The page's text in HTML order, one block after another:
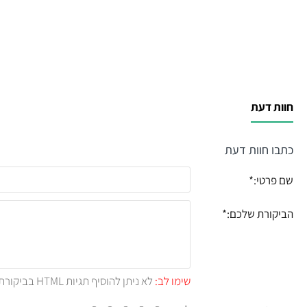
חוות דעת
כתבו חוות דעת
שם פרטי:
הביקורת שלכם:
שימו לב: לא ניתן להוסיף תגיות HTML בביקורת.!